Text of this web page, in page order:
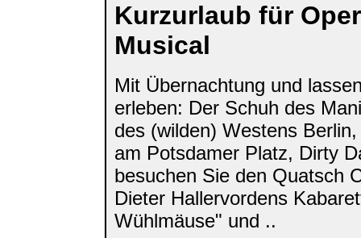
Kurzurlaub für
Musical
Mit Übernachtung und
erleben: Der Schuh des
des (wilden) Westens
am Potsdamer Platz, Dirty
besuchen Sie den Quatsch
Dieter Hallervordens
Wühlmäuse" und ..